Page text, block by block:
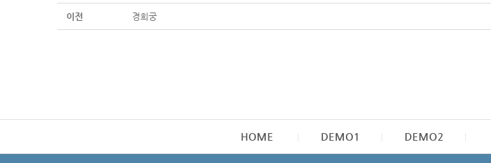
이전 경희궁
HOME DEMO1 DEMO2